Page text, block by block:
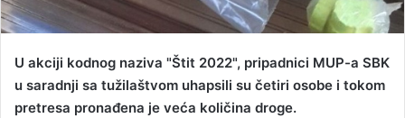
U akciji kodnog naziva "Štit 2022", pripadnici MUP-a SBK
u saradnji sa tužilaštvom uhapsili su četiri osobe i tokom
pretresa pronađena je veća količina droge.